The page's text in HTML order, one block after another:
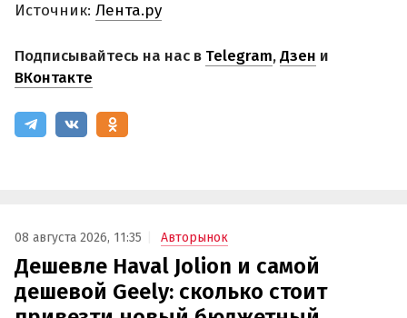
Источник: Лента.ру
Подписывайтесь на нас в Telegram,Дзен и
ВКонтакте
08 августа 2026, 11:35 Авторынок
Дешевле Haval Jolion и самой
дешевой Geely: сколько стоит